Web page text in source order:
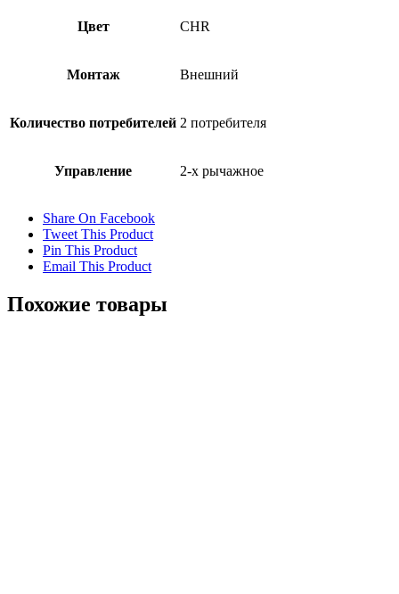
Цвет CHR
Монтаж Внешний
Количество потребителей 2 потребителя
Управление 2-х рычажное
Share On Facebook
Tweet This Product
Pin This Product
Email This Product
Похожие товары